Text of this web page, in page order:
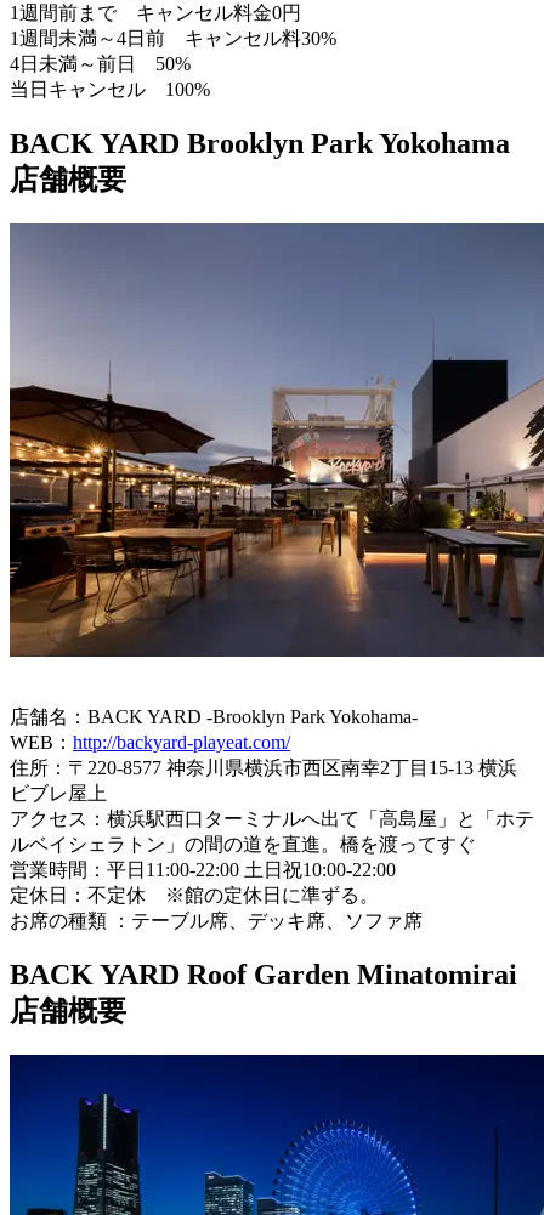
1週間前まで キャンセル料金0円
1週間未満～4日前 キャンセル料30%
4日未満～前日 50%
当日キャンセル 100%
BACK YARD Brooklyn Park Yokohama
店舗概要
店舗名：BACK YARD -Brooklyn Park Yokohama-
WEB： http://backyard-playeat.com/
住所：〒220-8577 神奈川県横浜市西区南幸2丁目15-13 横浜
ビブレ屋上
アクセス：横浜駅西口ターミナルへ出て「高島屋」と「ホテ
ルベイシェラトン」の間の道を直進。橋を渡ってすぐ
営業時間：平日11:00-22:00 土日祝10:00-22:00
定休日：不定休 ※館の定休日に準ずる。
お席の種類 ：テーブル席、デッキ席、ソファ席
BACK YARD Roof Garden Minatomirai
店舗概要